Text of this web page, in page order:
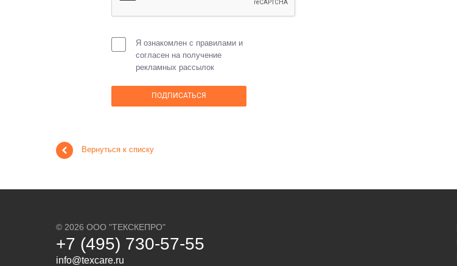
Я ознакомлен с правилами и
согласен на получение
рекламных рассылок
Вернуться к списку
© 2026 ООО "ТЕКСКЕПРО"
+7 (495) 730-57-55
info@texcare.ru